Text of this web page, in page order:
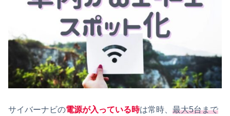
サイバーナビの電源が入っている時は常時、 最大5台まで